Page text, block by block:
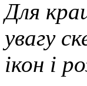
Для
увагу
ікон і